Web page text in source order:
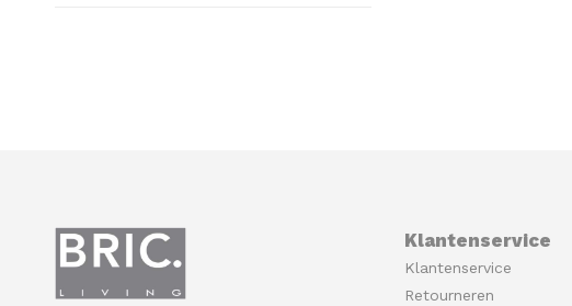
Klantenservice
Klantenservice
Retourneren